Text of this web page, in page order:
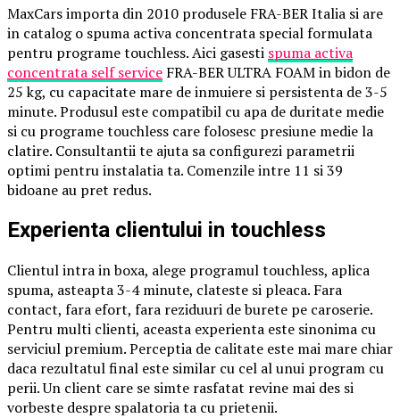
MaxCars importa din 2010 produsele FRA-BER Italia si are
in catalog o spuma activa concentrata special formulata
pentru programe touchless. Aici gasesti spuma activa
concentrata self service FRA-BER ULTRA FOAM in bidon de
25 kg, cu capacitate mare de inmuiere si persistenta de 3-5
minute. Produsul este compatibil cu apa de duritate medie
si cu programe touchless care folosesc presiune medie la
clatire. Consultantii te ajuta sa configurezi parametrii
optimi pentru instalatia ta. Comenzile intre 11 si 39
bidoane au pret redus.
Experienta clientului in touchless
Clientul intra in boxa, alege programul touchless, aplica
spuma, asteapta 3-4 minute, clateste si pleaca. Fara
contact, fara efort, fara reziduuri de burete pe caroserie.
Pentru multi clienti, aceasta experienta este sinonima cu
serviciul premium. Perceptia de calitate este mai mare chiar
daca rezultatul final este similar cu cel al unui program cu
perii. Un client care se simte rasfatat revine mai des si
vorbeste despre spalatoria ta cu prietenii.